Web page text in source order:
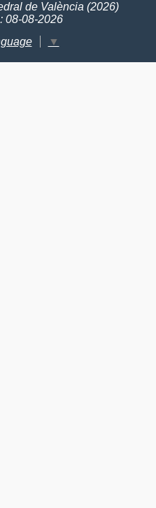
de València (2026)
08-08-2026
▼